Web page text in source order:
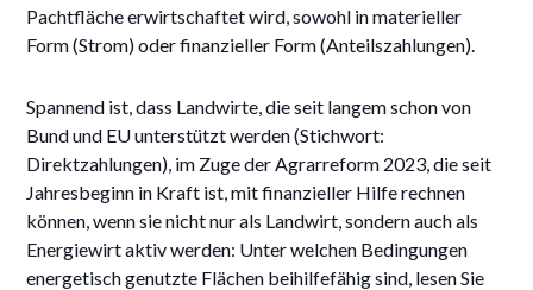
Pachtfläche erwirtschaftet wird, sowohl in materieller
Form (Strom) oder finanzieller Form (Anteilszahlungen).
Spannend ist, dass Landwirte, die seit langem schon von
Bund und EU unterstützt werden (Stichwort:
Direktzahlungen), im Zuge der Agrarreform 2023, die seit
Jahresbeginn in Kraft ist, mit finanzieller Hilfe rechnen
können, wenn sie nicht nur als Landwirt, sondern auch als
Energiewirt aktiv werden: Unter welchen Bedingungen
energetisch genutzte Flächen beihilfefähig sind, lesen Sie